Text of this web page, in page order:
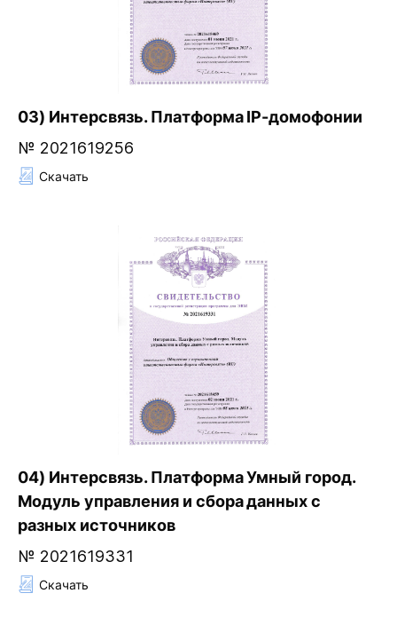
03) Интерсвязь. Платформа IP-домофонии
№ 2021619256
Скачать
04) Интерсвязь. Платформа Умный город.
Модуль управления и сбора данных с
разных источников
№ 2021619331
Скачать